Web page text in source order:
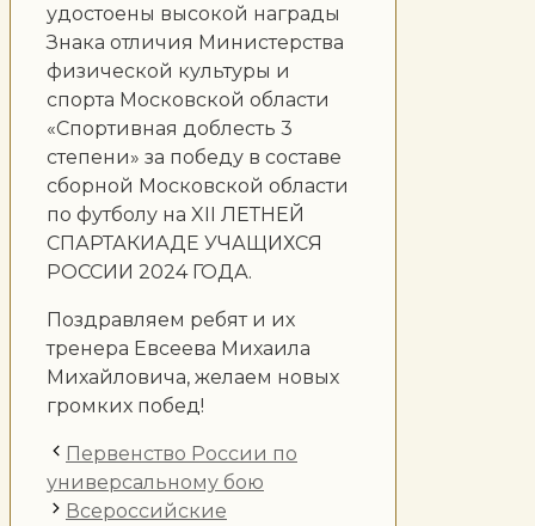
удостоены высокой награды
Знака отличия Министерства
физической культуры и
спорта Московской области
«Спортивная доблесть 3
степени» за победу в составе
сборной Московской области
по футболу на XII ЛЕТНЕЙ
СПАРТАКИАДЕ УЧАЩИХСЯ
РОССИИ 2024 ГОДА.
Поздравляем ребят и их
тренера Евсеева Михаила
Михайловича, желаем новых
громких побед!
Первенство России по
универсальному бою
Всероссийские